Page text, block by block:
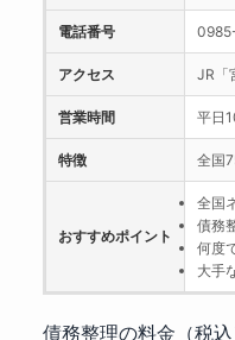
電話番号
アクセス JR「
営業時間 平日
特徴 全国
おすすめポイント
全国
債務
何度
大手
債務整理の料金（税込